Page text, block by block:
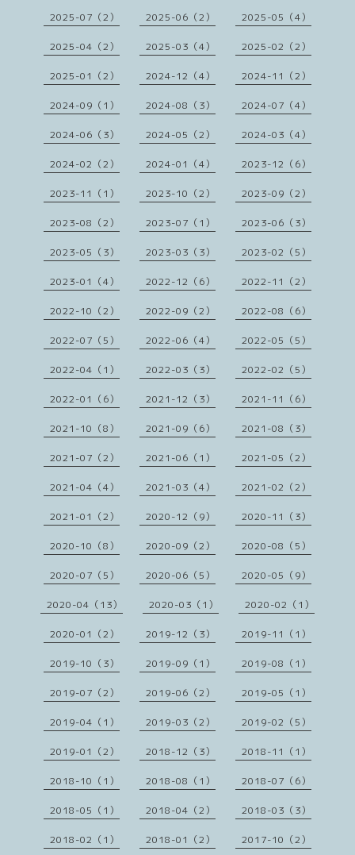
2025-07（2） 2025-06（2） 2025-05（4）
2025-04（2） 2025-03（4） 2025-02（2）
2025-01（2） 2024-12（4） 2024-11（2）
2024-09（1） 2024-08（3） 2024-07（4）
2024-06（3） 2024-05（2） 2024-03（4）
2024-02（2） 2024-01（4） 2023-12（6）
2023-11（1） 2023-10（2） 2023-09（2）
2023-08（2） 2023-07（1） 2023-06（3）
2023-05（3） 2023-03（3） 2023-02（5）
2023-01（4） 2022-12（6） 2022-11（2）
2022-10（2） 2022-09（2） 2022-08（6）
2022-07（5） 2022-06（4） 2022-05（5）
2022-04（1） 2022-03（3） 2022-02（5）
2022-01（6） 2021-12（3） 2021-11（6）
2021-10（8） 2021-09（6） 2021-08（3）
2021-07（2） 2021-06（1） 2021-05（2）
2021-04（4） 2021-03（4） 2021-02（2）
2021-01（2） 2020-12（9） 2020-11（3）
2020-10（8） 2020-09（2） 2020-08（5）
2020-07（5） 2020-06（5） 2020-05（9）
2020-04（13） 2020-03（1） 2020-02（1）
2020-01（2） 2019-12（3） 2019-11（1）
2019-10（3） 2019-09（1） 2019-08（1）
2019-07（2） 2019-06（2） 2019-05（1）
2019-04（1） 2019-03（2） 2019-02（5）
2019-01（2） 2018-12（3） 2018-11（1）
2018-10（1） 2018-08（1） 2018-07（6）
2018-05（1） 2018-04（2） 2018-03（3）
2018-02（1） 2018-01（2） 2017-10（2）